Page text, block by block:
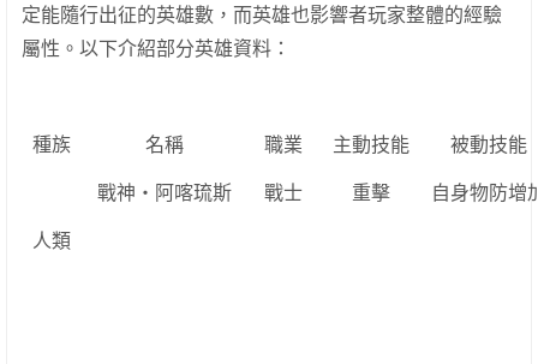
定能隨行出征的英雄數，而英雄也影響者玩家整體的經驗
屬性。以下介紹部分英雄資料：
種族 名稱 職業 主動技能 被動技能
人類
戰神‧阿喀琉斯 戰士 重擊 自身物防增